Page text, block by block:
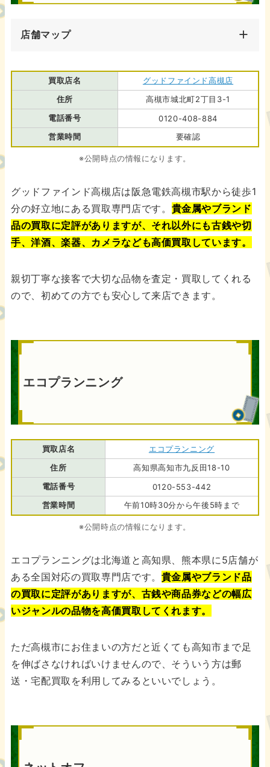
店舗マップ
買取店名
グッドファインド高槻店
住所
高槻市城北町2丁目3-1
電話番号
0120-408-884
営業時間
要確認
※公開時点の情報になります。
グッドファインド高槻店は阪急電鉄高槻市駅から徒歩1
分の好立地にある買取専門店です。 貴金属やブランド
品の買取に定評がありますが、それ以外にも古銭や切
手、洋酒、楽器、カメラなども高価買取しています。
親切丁寧な接客で大切な品物を査定・買取してくれる
ので、初めての方でも安心して来店できます。
エコプランニング
買取店名
エコプランニング
住所
高知県高知市九反田18-10
電話番号
0120-553-442
営業時間
午前10時30分から午後5時まで
※公開時点の情報になります。
エコプランニングは北海道と高知県、熊本県に5店舗が
ある全国対応の買取専門店です。 貴金属やブランド品
の買取に定評がありますが、古銭や商品券などの幅広
いジャンルの品物を高価買取してくれます。
ただ高槻市にお住まいの方だと近くても高知市まで足
を伸ばさなければいけませんので、そういう方は郵
送・宅配買取を利用してみるといいでしょう。